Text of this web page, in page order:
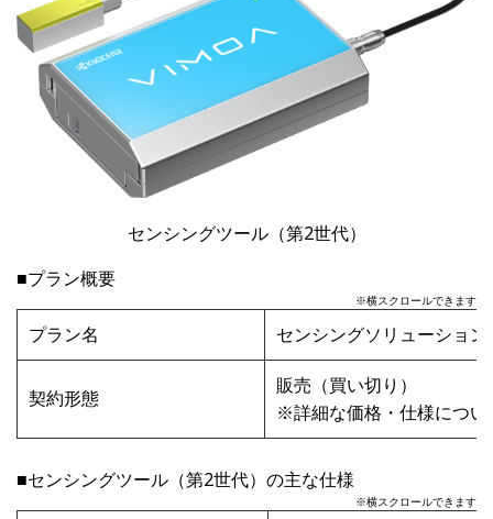
センシングツール（第2世代）
■プラン概要
※横スクロールできます
プラン名 センシングソリューショ
契約形態
販売（買い切り）
※詳細な価格・仕様につ
■センシングツール（第2世代）の主な仕様
※横スクロールできます